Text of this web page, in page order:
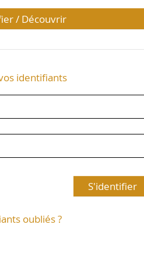
/ Découvrir
identifiants
S'identifier
oubliés ?